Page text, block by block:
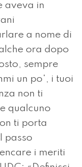
aveva in
a nome di
ora dopo
sempre
un po', i tuoi
non ti
qualcuno
ti porta
passo
i meriti